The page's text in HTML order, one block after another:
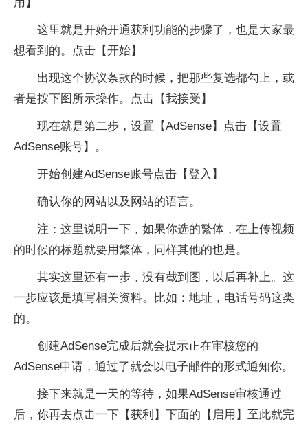
这里就是开始开通获利功能的步骤了，也是大家最
想看到的。点击【开始】
出现这个协议条款的时候，把那些复选都勾上，或
者是按下图所示操作。点击【我接受】
现在就是第二步，设置【AdSense】点击【设置
AdSense账号】。
开始创建AdSense账号点击【登入】
确认你的网站以及网站的语言。
注：这里说明一下，如果你选的繁体，在上传视频
的时候的标题就要用繁体，同样其他的也是。
其实这里还有一步，没有截到图，以后再补上。这
一步应该是填写相关资料。比如：地址，电话号码这类
的。
创建AdSense完成后就会提示正在审核您的
AdSense申请，通过了就会以电子邮件的形式通知你。
接下来就是一天的等待，如果AdSense审核通过
后，你再去点击一下【获利】下面的【启用】至此就完